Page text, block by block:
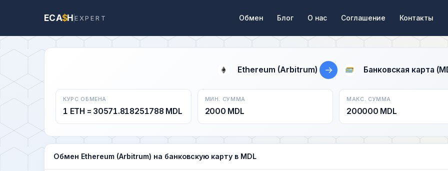
ECA$HEXPERT Обмен Блог О нас Соглашение Контакты
Ethereum (Arbitrum) → Банковская карта
КУРС ОБМЕНА
1 ETH = 30571.818251788 MDL
МИН. СУММА
2000 MDL
МАКС. СУММА
200000 MDL
Обмен Ethereum (Arbitrum) на банковскую карту в MDL